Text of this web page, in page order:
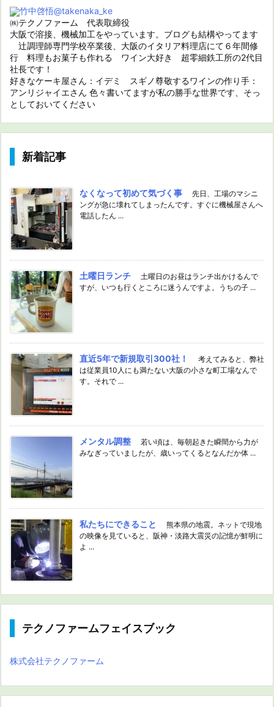
竹中啓悟@takenaka_ke
㈱テクノファーム 代表取締役
大阪で溶接、機械加工をやっています。ブログも結構やってます
辻調理師専門学校卒業後、大阪のイタリア料理店にて６年間修
行 料理もお菓子も作れる ワイン大好き 超零細鉄工所の2代目
社長です！
好きなケーキ屋さん：イデミ スギノ尊敬するワインの作り手：
アンリジャイエさん 色々書いてますが私の勝手な世界です、そっ
としておいてください
新着記事
なくなって初めて気づく事
先日、工場のマシニ
ングが急に壊れてしまったんです。すぐに機械屋さんへ
電話したん ...
土曜日ランチ
土曜日のお昼はランチ出かけるんで
すが、いつも行くところに迷うんですよ。うちの子 ...
直近5年で新規取引300社！
考えてみると、弊社
は従業員10人にも満たない大阪の小さな町工場なんで
す。それで ...
メンタル調整
若い頃は、毎朝起きた瞬間から力が
みなぎっていましたが、歳いってくるとなんだか体 ...
私たちにできること
熊本県の地震。ネットで現地
の映像を見ていると、阪神・淡路大震災の記憶が鮮明に
よ ...
テクノファームフェイスブック
株式会社テクノファーム